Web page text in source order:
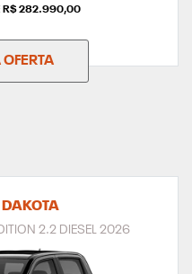
R$ 282.990,00
2.2 DIESEL 2026